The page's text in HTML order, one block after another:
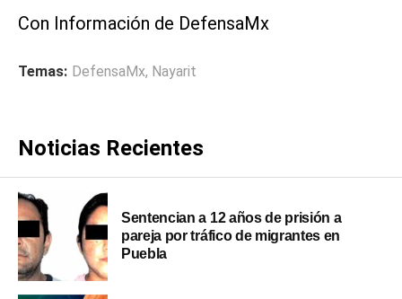
Con Información de DefensaMx
Temas: DefensaMx, Nayarit
Noticias Recientes
Sentencian a 12 años de prisión a
pareja por tráfico de migrantes en
Puebla